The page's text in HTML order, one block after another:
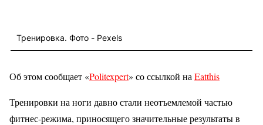
Тренировка. Фото - Pexels
Об этом сообщает «Politexpert» со ссылкой на Eatthis
Тренировки на ноги давно стали неотъемлемой частью
фитнес-режима, приносящего значительные результаты в